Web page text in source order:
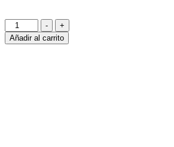
Dr.
Clauders
junior
-
+
Añadir al carrito